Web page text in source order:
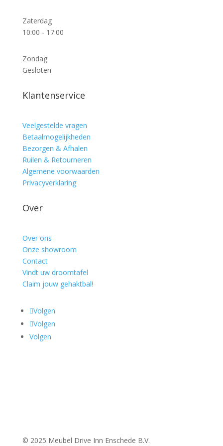
Zaterdag
10:00 - 17:00
Zondag
Gesloten
Klantenservice
Veelgestelde vragen
Betaalmogelijkheden
Bezorgen & Afhalen
Ruilen & Retourneren
Algemene voorwaarden
Privacyverklaring
Over
Over ons
Onze showroom
Contact
Vindt uw droomtafel
Claim jouw gehaktbal!
Volgen
Volgen
Volgen
© 2025 Meubel Drive Inn Enschede B.V.